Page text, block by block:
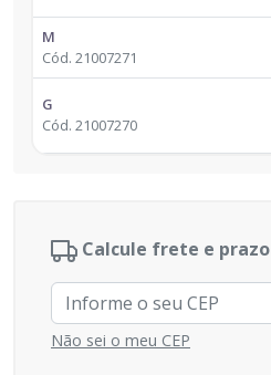
M
Cód. 21007271
G
Cód. 21007270
Calcule frete e prazo
Não sei o meu CEP